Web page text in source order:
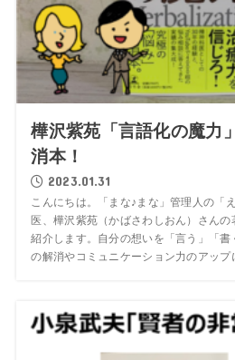
樺沢紫苑「言語化の魔力
消本！
2023.01.31
こんにちは。「まな♪まな」管理人の「
医、樺沢紫苑（かばさわしおん）さん
紹介します。自分の想いを「言う」「
の解消やコミュニケーション力のアップ